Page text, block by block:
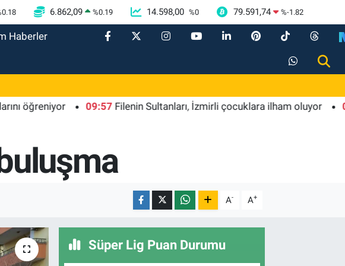
0.18 6.862,09 %0.19 14.598,00 %0 79.591,74 %-1.82
Haberler
09:57 Filenin Sultanları, İzmirli çocuklara ilham oluyor 09:46
A- A+
Süper Lig Puan Durumu